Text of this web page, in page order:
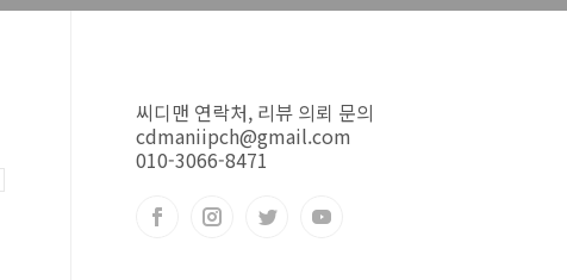
씨디맨 연락처, 리뷰 의뢰 문의
cdmaniipch@gmail.com
010-3066-8471